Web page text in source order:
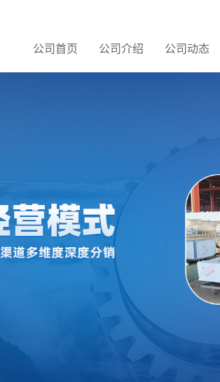
公司首页 公司介绍 公司动态